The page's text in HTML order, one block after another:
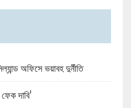
অফিসে ভয়াবহ দুর্নীতি
দাবি’